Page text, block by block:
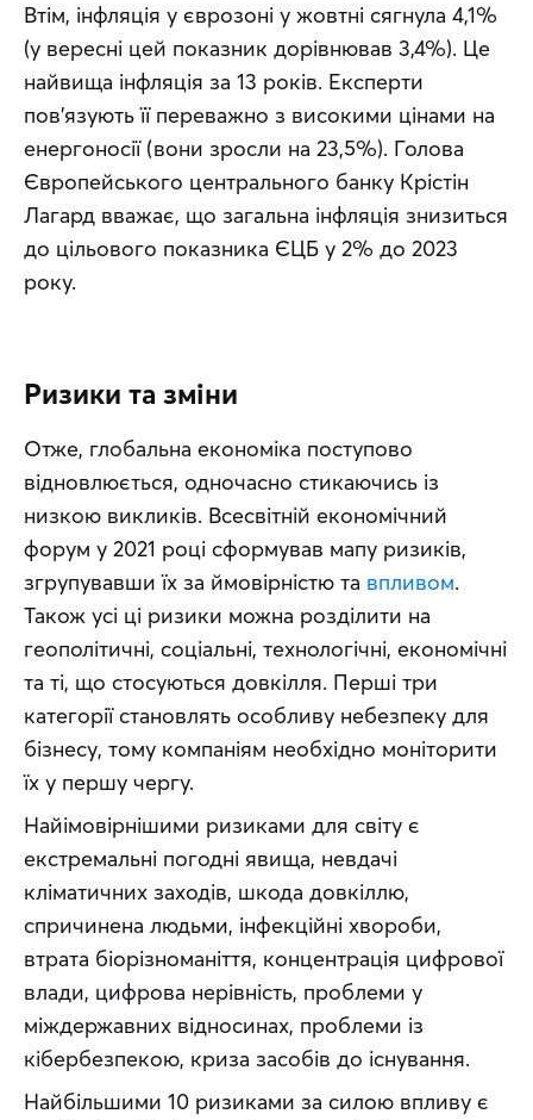
Втім, інфляція у єврозоні у жовтні сягнула 4,1%
(у вересні цей показник дорівнював 3,4%). Це
найвища інфляція за 13 років. Експерти
пов’язують її переважно з високими цінами на
енергоносії (вони зросли на 23,5%). Голова
Європейського центрального банку Крістін
Лагард вважає, що загальна інфляція знизиться
до цільового показника ЄЦБ у 2% до 2023
року.
Ризики та зміни
Отже, глобальна економіка поступово
відновлюється, одночасно стикаючись із
низкою викликів. Всесвітній економічний
форум у 2021 році сформував мапу ризиків,
згрупувавши їх за ймовірністю та впливом.
Також усі ці ризики можна розділити на
геополітичні, соціальні, технологічні, економічні
та ті, що стосуються довкілля. Перші три
категорії становлять особливу небезпеку для
бізнесу, тому компаніям необхідно моніторити
їх у першу чергу.
Найімовірнішими ризиками для світу є
екстремальні погодні явища, невдачі
кліматичних заходів, шкода довкіллю,
спричинена людьми, інфекційні хвороби,
втрата біорізноманіття, концентрація цифрової
влади, цифрова нерівність, проблеми у
міждержавних відносинах, проблеми із
кібербезпекою, криза засобів до існування.
Найбільшими 10 ризиками за силою впливу є